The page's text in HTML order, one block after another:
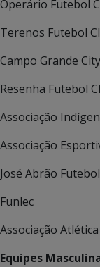
Operário Futebol
Terenos Futebol
Campo Grande City
Resenha Futebol
Associação
Associação
José Abrão
Funlec
Associação
Equipes